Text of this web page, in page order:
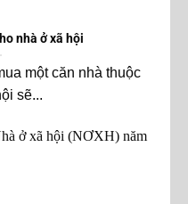
nhà ở xã hội
một căn nhà thuộc
sẽ...